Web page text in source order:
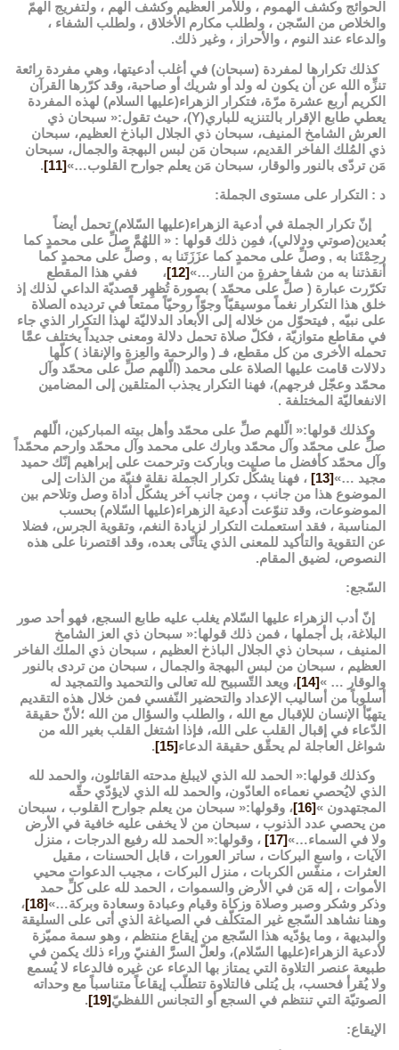
الحوائج وكشف الهموم ، وللأمر العظيم وكشف الهم ، ولتفريج الهمّ
والخلاص من السّجن ، ولطلب مكارم الأخلاق ، ولطلب الشفاء ،
والدعاء عند النوم ، والأحراز ، وغير ذلك.
كذلك تكرارها لمفردة (سبحان) في أغلب أدعيتها، وهي مفردة رائعة
تنزِّه الله عن أن يكون له ولد أو شريك أو صاحبة، وقد كرّرها القرآن
الكريم أربع عشرة مرّة، فتكرار الزهراء(عليها السلام) لهذه المفردة
يعطي طابع الإقرار بالتنزيه للباري(Y)، حيث تقول:« سبحان ذي
العرش الشامخ المنيف، سبحان ذي الجلال الباذخ العظيم، سبحان
ذي المُلك الفاخر القديم، سبحان مَن لبس البهجة والجمال، سبحان
مَن تردّى بالنور والوقار، سبحان مَن يعلم جوارح القلوب…»[11]
.
د : التكرار على مستوى الجملة:
إنّ تكرار الجملة في أدعية الزهراء(عليها السّلام) تحمل أيضاً
بُعدين(صوتي ودلالي)، فمِن ذلك قولها : « اللهُمَّ صلِّ على محمدٍ كما
رحِمْتَنا به , وصلِّ على محمدٍ كما عزَزَتَنا به , وصلِّ على محمدٍ كما
أنقذتنا به من شفا حفرةٍ من النار…»[12]
، ففي هذا المقطع
تكرّرت عبارة ( صلِّ على محمّد ) بصورة تُظهِر قصديّة الداعي لذلك إذ
خلق هذا التكرار نغماً موسيقيّاً وجوّاً روحيّاً ممتعاً في ترديده الصلاة
على نبيّه , فيتحوّل من خلاله إلى الأبعاد الدلاليّة لهذا التكرار الذي جاء
في مقاطع متوازيّة ، فكلّ صلاة تحمل دلالة ومعنى جديداً يختلف عمَّا
تحمله الأخرى من كل مقطع، فـ ( والرحمة والعِزة والإنقاذ ) كلّها
دلالات قامت عليها الصلاة على محمد (الّلهم صلِّ على محمّد وآل
محمّد وعجّل فرجهم)، فهنا التكرار يجذب المتلقين إلى المضامين
الانفعاليّة المختلفة .
وكذلك قولها:« الّلهم صلِّ على محمّد وأهل بيته المباركين، الّلهم
صلِّ على محمّد وآل محمّد وبارك على محمد وآل محمّد وارحم محمّداً
وآل محمّد كأفضل ما صليت وباركت وترحمت على إبراهيم إنّك حميد
مجيد …»[13]
، فهنا يشكّل تكرار الجملة نقلة فنيّة من الذات إلى
الموضوع هذا من جانب ، ومن جانب آخر يشكّل أداة وصل وتلاحم بين
الموضوعات، وقد تنوّعت أدعية الزهراء(عليها السّلام) بحسب
المناسبة ، فقد استعملت التكرار لزيادة النغم، وتقوية الجرس، فضلا
عن التقوية والتأكيد للمعنى الذي يتأتّى بعده، وقد اقتصرنا على هذه
النصوص، لضيق المقام.
السّجع:
ﺇﻥّ أدب الزهراء عليها السّلام يغلب عليه طابع السجع، فهو أحد صور
البلاغة، بل أجملها ، فمن ذلك قولها:« سبحان ذي العز الشامخ
المنيف ، سبحان ذي الجلال الباذخ العظيم ، سبحان ذي الملك الفاخر
العظيم ، سبحان من لبس البهجة والجمال ، سبحان من تردى بالنور
والوقار … »[14]
، ويعد التّسبيح لله تعالى والتحميد والتمجيد له
أسلوباً من أساليب الإعداد والتحضير النّفسي فمن خلال هذه التقديم
يتهيّأ الإنسان للإقبال مع الله ، والطلب والسؤال من الله ؛لأنّ حقيقة
الدّعاء في إقبال القلب على الله، فإذا اشتغل القلب بغير الله من
شواغل العاجلة لم يحقّق حقيقة الدعاء[15]
.
وكذلك قولها:« الحمد لله الذي لايبلغ مدحته القائلون، والحمد لله
الذي لايُحصي نعماءه العادّون، والحمد لله الذي لايؤدّي حقّه
المجتهدون »[16]
، وقولها:« سبحان من يعلم جوارح القلوب ، سبحان
من يحصي عدد الذنوب ، سبحان من لا يخفى عليه خافية في الأرض
ولا في السماء…»[17]
، وقولها:« الحمد لله رفيع الدرجات ، منزل
الآيات ، واسع البركات ، ساتر العورات ، قابل الحسنات ، مقيل
العثرات ، منفّس الكربات ، منزل البركات ، مجيب الدعوات محيي
الأموات ، إله مَن في الأرض والسموات ، الحمد لله على كلِّ حمد
وذكر وشكر وصبر وصلاة وزكاة وقيام وعبادة وسعادة وبركة…»[18]
،
وهنا نشاهد السّجع غير المتكلّف في الصياغة الذي أتى على السليقة
والبديهة ، وما يؤدّيه هذا السّجع من إيقاع منتظم ، وهو سمة مميّزة
لأدعية الزهراء(عليها السّلام)، ولعلّ السرَّ الفنيّ وراء ذلك يكمن في
طبيعة عنصر التلاوة التي يمتاز بها الدعاء عن غيره فالدعاء لا يُسمع
ولا يُقرأ فحسب، بل يُتلى فالتلاوة تتطلّب إيقاعاً متناسباً مع وحداته
الصوتيّة التي تنتظم في السجع أو التجانس اللفظيّ[19]
.
الإيقاع: